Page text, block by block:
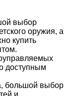
выбор
оружия, а
купить
доступным
большой выбор
и